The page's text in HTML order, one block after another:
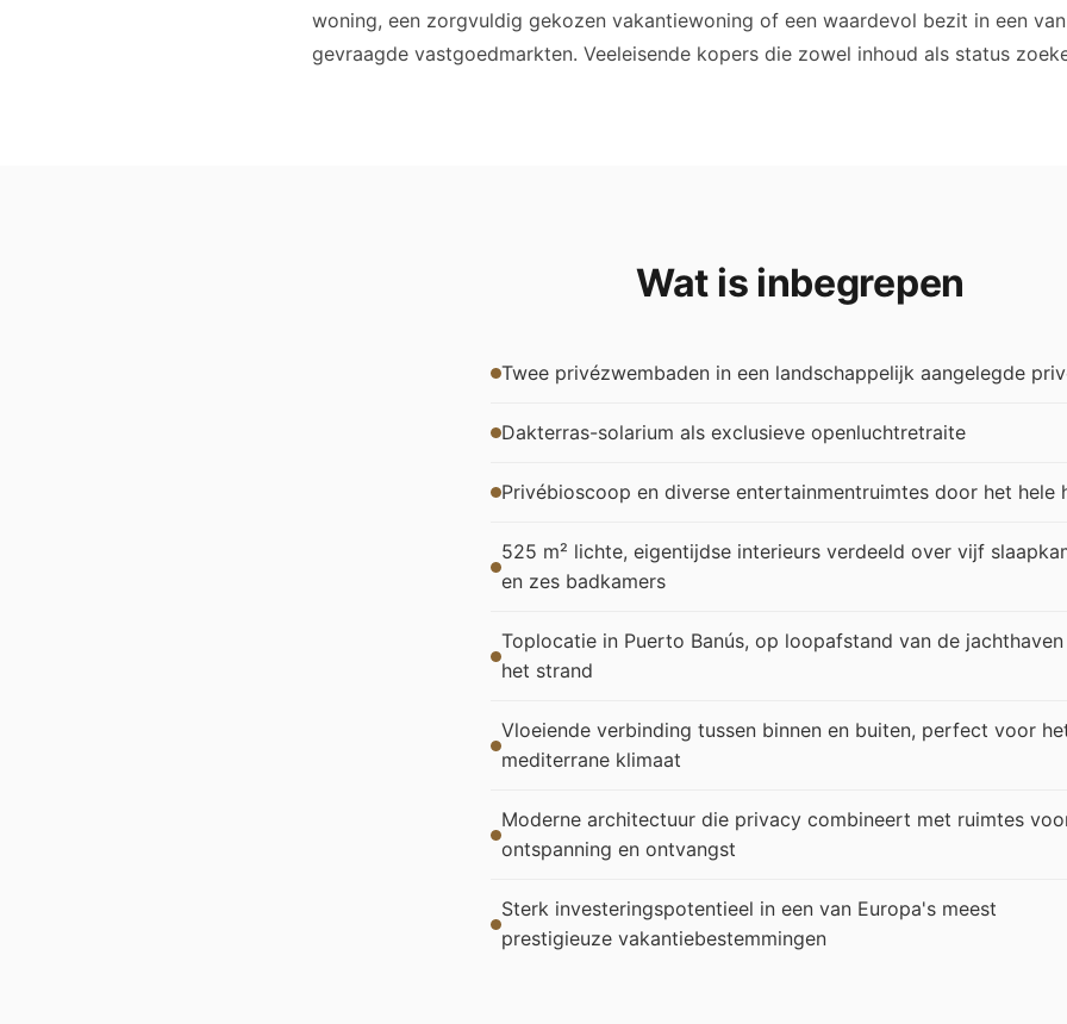
woning, een zorgvuldig gekozen vakantiewoning of een waardevol bezit in een
gevraagde vastgoedmarkten. Veeleisende kopers die zowel inhoud als status
Wat is inbegrepen
Twee privézwembaden in een landschappelijk aangelegde
Dakterras-solarium als exclusieve openluchtretraite
Privébioscoop en diverse entertainmentruimtes door het hele
525 m² lichte, eigentijdse interieurs verdeeld over vijf
en zes badkamers
Toplocatie in Puerto Banús, op loopafstand van de jachthaven
het strand
Vloeiende verbinding tussen binnen en buiten, perfect voor
mediterrane klimaat
Moderne architectuur die privacy combineert met ruimtes
ontspanning en ontvangst
Sterk investeringspotentieel in een van Europa's meest
prestigieuze vakantiebestemmingen